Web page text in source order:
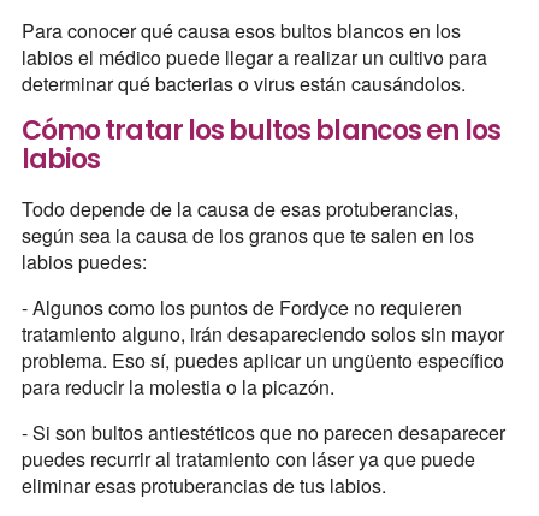
Para conocer qué causa esos bultos blancos en los
labios el médico puede llegar a realizar un cultivo para
determinar qué bacterias o virus están causándolos.
Cómo tratar los bultos blancos en los
labios
Todo depende de la causa de esas protuberancias,
según sea la causa de los granos que te salen en los
labios puedes:
- Algunos como los puntos de Fordyce no requieren
tratamiento alguno, irán desapareciendo solos sin mayor
problema. Eso sí, puedes aplicar un ungüento específico
para reducir la molestia o la picazón.
- Si son bultos antiestéticos que no parecen desaparecer
puedes recurrir al tratamiento con láser ya que puede
eliminar esas protuberancias de tus labios.